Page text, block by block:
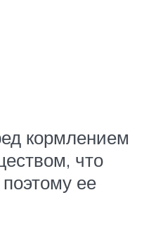
кормлением
что
ее